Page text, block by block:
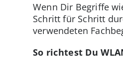
Wenn Dir Begriffe
Schritt für Schritt
verwendeten
So richtest Du